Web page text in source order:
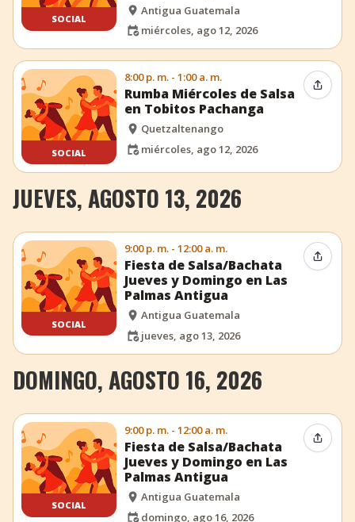
SOCIAL
Antigua Guatemala
miércoles, ago 12, 2026
SOCIAL
8:00 p. m. - 1:00 a. m.
Rumba Miércoles de Salsa
en Tobitos Pachanga
Quetzaltenango
miércoles, ago 12, 2026
JUEVES, AGOSTO 13, 2026
SOCIAL
9:00 p. m. - 12:00 a. m.
Fiesta de Salsa/Bachata
Jueves y Domingo en Las
Palmas Antigua
Antigua Guatemala
jueves, ago 13, 2026
DOMINGO, AGOSTO 16, 2026
SOCIAL
9:00 p. m. - 12:00 a. m.
Fiesta de Salsa/Bachata
Jueves y Domingo en Las
Palmas Antigua
Antigua Guatemala
domingo, ago 16, 2026